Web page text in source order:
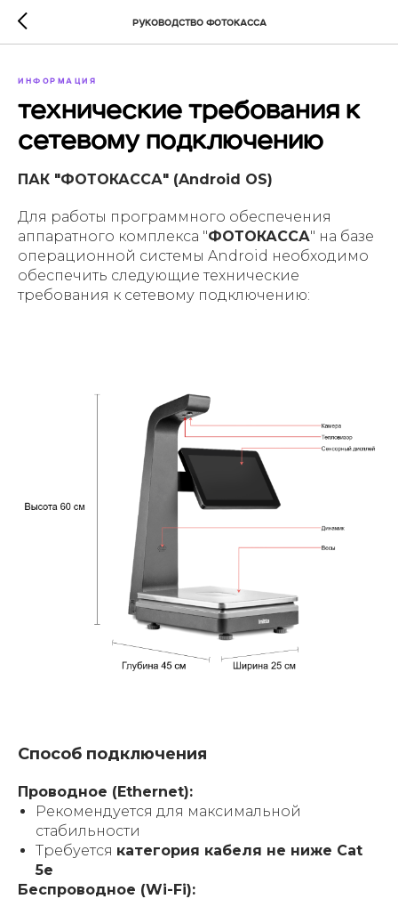
Руководство ФОТОКАССА
ИНФОРМАЦИЯ
Технические требования к
сетевому подключению
ПАК "ФОТОКАССА" (Android OS)
Для работы программного обеспечения
аппаратного комплекса "ФОТОКАССА" на базе
операционной системы Android необходимо
обеспечить следующие технические
требования к сетевому подключению:
Способ подключения
Проводное (Ethernet):
Рекомендуется для максимальной
стабильности
Требуется категория кабеля не ниже Cat
5e
Беспроводное (Wi-Fi):